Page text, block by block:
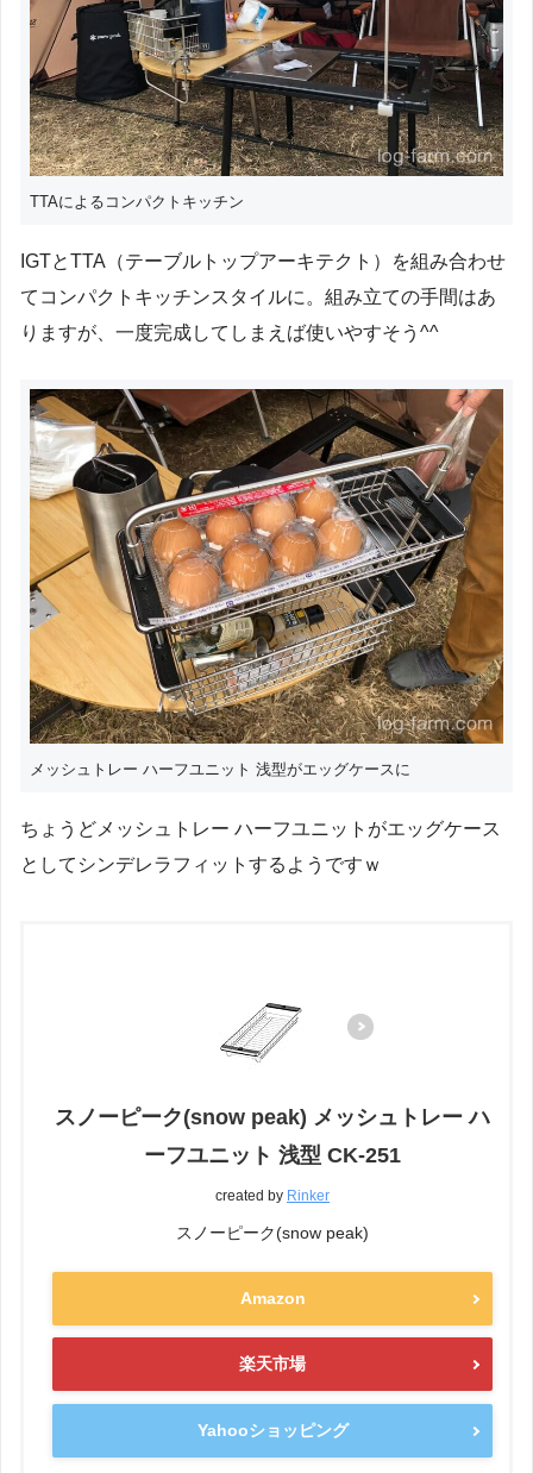
TTAによるコンパクトキッチン
IGTとTTA（テーブルトップアーキテクト）を組み合わせ
てコンパクトキッチンスタイルに。組み立ての手間はあ
りますが、一度完成してしまえば使いやすそう^^
メッシュトレー ハーフユニット 浅型がエッグケースに
ちょうどメッシュトレー ハーフユニットがエッグケース
としてシンデレラフィットするようですｗ
スノーピーク(snow peak) メッシュトレー ハ
ーフユニット 浅型 CK-251
created by Rinker
スノーピーク(snow peak)
Amazon
楽天市場
Yahooショッピング